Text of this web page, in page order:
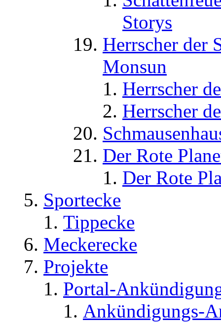
Storys
Herrscher der
Monsun
Herrscher
Herrscher
Der Rote
Der Rote
Sportecke
Tippecke
Meckerecke
Projekte
Portal-
Ankündigungs-